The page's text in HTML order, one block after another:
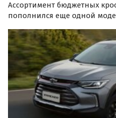
Ассортимент бюджетных
пополнился еще одной
доступен под заказ за 1 650
продаются из наличия и